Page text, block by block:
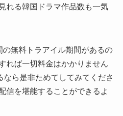
れる韓国ドラマ作品数も一気
無料トラアイル期間があるの
れば一切料金はかかりません
ら是非ためてしてみてくださ
信を堪能することができるよ